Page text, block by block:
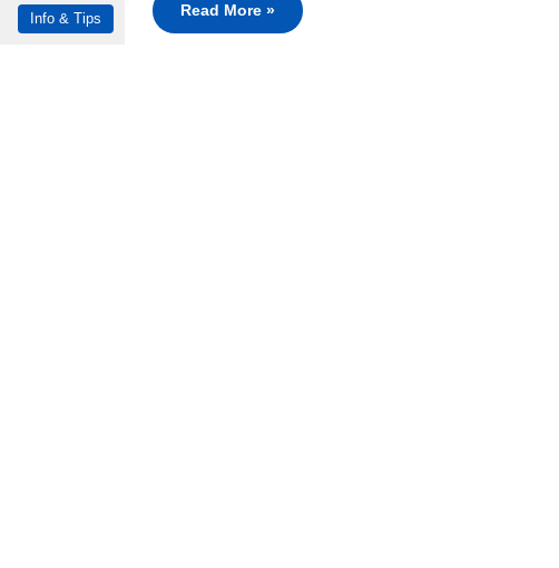
Info & Tips Read More »